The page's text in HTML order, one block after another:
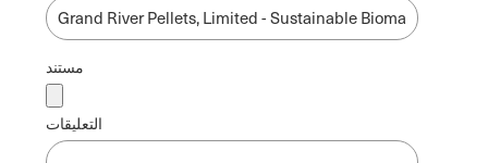
مستند
التعليقات